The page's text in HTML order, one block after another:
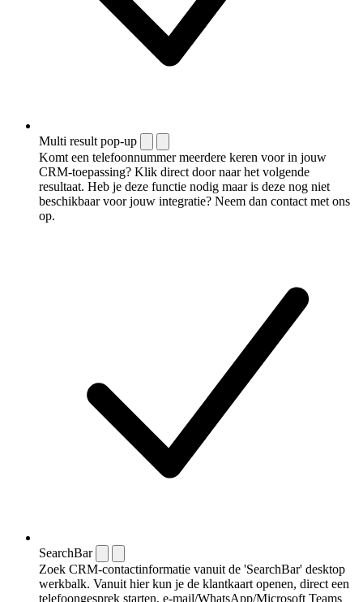
Multi result pop-up
Komt een telefoonnummer meerdere keren voor in jouw
CRM-toepassing? Klik direct door naar het volgende
resultaat. Heb je deze functie nodig maar is deze nog niet
beschikbaar voor jouw integratie? Neem dan contact met ons
op.
SearchBar
Zoek CRM-contactinformatie vanuit de 'SearchBar' desktop
werkbalk. Vanuit hier kun je de klantkaart openen, direct een
telefoongesprek starten, e-mail/WhatsApp/Microsoft Teams